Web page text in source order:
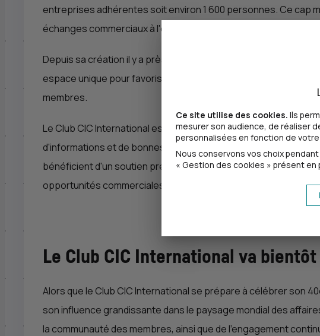
entreprises adhérentes soit environ 1 600 personnes. Ce cap
échanges commerciaux à l'échelle mondiale.
Depuis sa création il y a près de 40 ans, le Club
espace unique pour favoriser les rencontres, les partages
membres.
Le Club CIC International est bien plus qu'une simple
d'informations et de bonnes pratiques, ainsi que des
bénéficient d'un soutien précieux pour leur expansion
opportunités commerciales.
Le Club CIC International va
Alors que le Club CIC International se prépare à célébrer son
son influence grandissante dans le paysage mondial des
la communauté des membres, ainsi que de l'engagement
Ce site utilise des cookies. Ils
mesurer son audience, de réaliser
personnalisées en fonction de
Nous conservons vos choix
« Gestion des cookies » présent en